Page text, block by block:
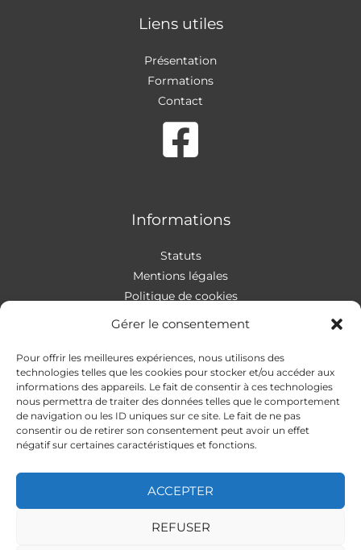
Gérer le consentement
Pour offrir les meilleures expériences, nous utilisons des
technologies telles que les cookies pour stocker et/ou accéder aux
informations des appareils. Le fait de consentir à ces technologies
nous permettra de traiter des données telles que le comportement
de navigation ou les ID uniques sur ce site. Le fait de ne pas
consentir ou de retirer son consentement peut avoir un effet
négatif sur certaines caractéristiques et fonctions.
ACCEPTER
REFUSER
Liens utiles
Présentation
Formations
Contact
Informations
Statuts
Mentions légales
Politique de cookies
Contact
Addresse:4 rue Apollonios
33170 Gradignan
Mail : autismeguider@gmail.com